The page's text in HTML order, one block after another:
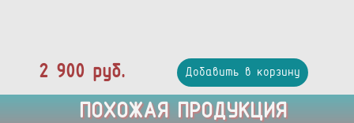
2 900 руб. Добавить в корзину
ПОХОЖАЯ ПРОДУКЦИЯ